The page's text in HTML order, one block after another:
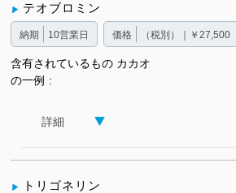
テオブロミン
納期 10営業日 価格 （税別）｜￥27,500
含有されているもの
の一例
カカオ
詳細
トリゴネリン